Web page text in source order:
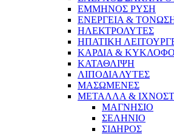
ΕΜΜΗΝΟΣ ΡΥΣΗ
ΕΝΕΡΓΕΙΑ &
ΗΛΕΚΤΡΟΛΥΤΕΣ
ΗΠΑΤΙΚΗ
ΚΑΡΔΙΑ &
ΚΑΤΑΘΛΙΨΗ
ΛΙΠΟΔΙΑΛΥΤΕΣ
ΜΑΣΩΜΕΝΕΣ
ΜΕΤΑΛΛΑ &
ΜΑΓΝΗΣΙΟ
ΣΕΛΗΝΙΟ
ΣΙΔΗΡΟΣ